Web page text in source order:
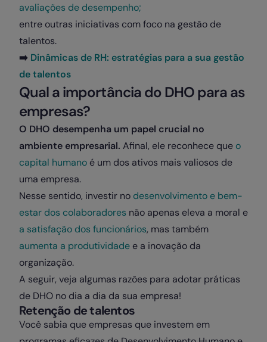
avaliações de desempenho;
entre outras iniciativas com foco na gestão de
talentos.
➡️ Dinâmicas de RH: estratégias para a sua gestão
de talentos
Qual a importância do DHO para as
empresas?
O DHO desempenha um papel crucial no
ambiente empresarial. Afinal, ele reconhece que o
capital humano é um dos ativos mais valiosos de
uma empresa.
Nesse sentido, investir no desenvolvimento e bem-
estar dos colaboradores não apenas eleva a moral e
a satisfação dos funcionários, mas também
aumenta a produtividade e a inovação da
organização.
A seguir, veja algumas razões para adotar práticas
de DHO no dia a dia da sua empresa!
Retenção de talentos
Você sabia que empresas que investem em